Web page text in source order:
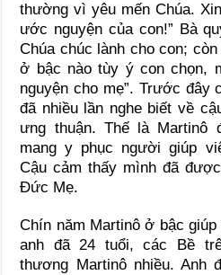
thường vì yêu mến Chúa.
ước nguyện của con!” Bà
Chúa chúc lành cho con;
ở bậc nào tùy ý con chọn,
nguyện cho mẹ”. Trước đây
đã nhiều lần nghe biết về
ưng thuận. Thế là Martinô
mang y phục người giúp
Cậu cảm thấy mình đã
Ðức Mẹ.
Chín năm Martinô ở bậc
anh đã 24 tuổi, các Bề
thương Martinô nhiều. Anh